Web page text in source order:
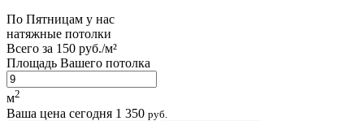
По Пятницам у нас
натяжные потолки
Всего за 150 руб./м²
Площадь Вашего потолка
м2
Ваша цена сегодня 1 350 руб.